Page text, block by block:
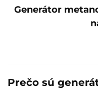
Generátor
Prečo sú